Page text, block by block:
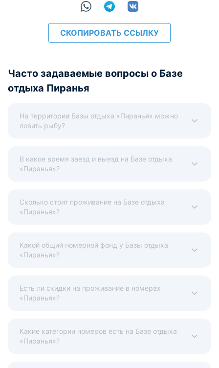
СКОПИРОВАТЬ ССЫЛКУ
Часто задаваемые вопросы о Базе
отдыха Пиранья
На территории Базы отдыха «Пиранья» можно
ловить рыбу?
В какое время заезд и выезд на Базе отдыха
«Пиранья»?
Сколько стоит проживание на Базе отдыха
«Пиранья»?
Какой общий номерной фонд у Базы отдыха
«Пиранья»?
Есть ли скидки на проживание в номерах
«Пиранья»?
Какие категории номеров есть на Базе отдыха
«Пиранья»?